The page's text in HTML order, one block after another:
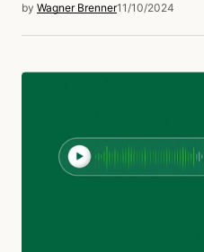
by Wagner Brenner11/10/2024